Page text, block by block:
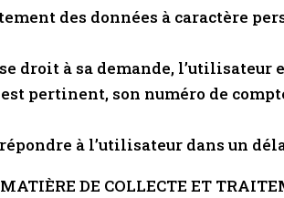
des données à caractère
droit à sa demande, l’utilisateur
pertinent, son numéro de
à l’utilisateur dans un
DE COLLECTE ET